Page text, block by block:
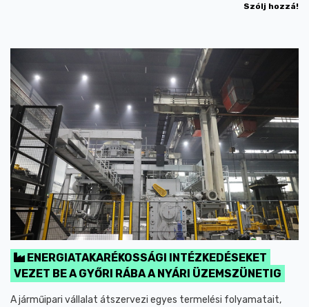
Szólj hozzá!
ENERGIATAKARÉKOSSÁGI INTÉZKEDÉSEKET
VEZET BE A GYŐRI RÁBA A NYÁRI ÜZEMSZÜNETIG
A járműipari vállalat átszervezi egyes termelési folyamatait,